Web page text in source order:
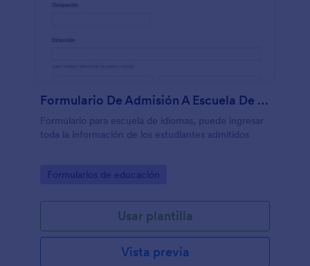
Formulario De Admisión A Escuela De Idiomas
Formulario para escuela de idiomas, puede ingresar
toda la información de los estudiantes admitidos
Go to Category:
Formularios de educación
Usar plantilla
Vista previa